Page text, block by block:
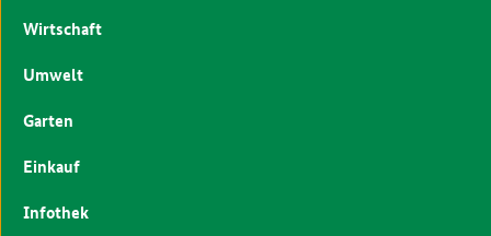
Wirtschaft
Umwelt
Garten
Einkauf
Infothek